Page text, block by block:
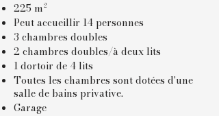
225 m²
Peut accueillir 14 personnes
3 chambres doubles
2 chambres doubles/à deux lits
1 dortoir de 4 lits
Toutes les chambres sont dotées d'une
salle de bains privative.
Garage